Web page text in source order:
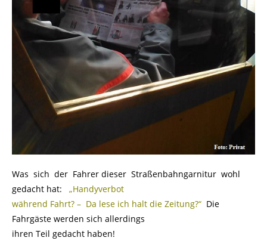
Was sich der Fahrer dieser Straßenbahngarnitur wohl
gedacht hat:
„Handyverbot
während Fahrt? – Da lese ich halt die Zeitung?“ Die
Fahrgäste werden sich allerdings
ihren Teil gedacht haben!